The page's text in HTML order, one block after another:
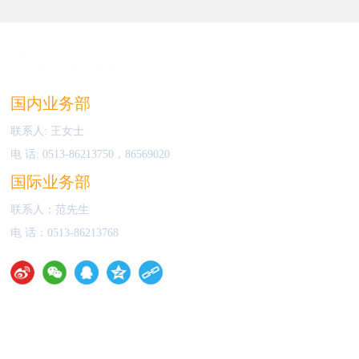
国内业务部
联系人: 王女士
电 话:0513-86213750 ，86569020
国际业务部
联系人：范先生
电 话：0513-86213768